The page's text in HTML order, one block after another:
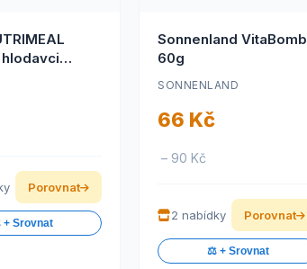
Porovnat
Srovnat
Sonnenland VitaBomb
60g
SONNENLAND
66 Kč
– 90 Kč
2 nabídky Porovnat
⚖️ + Srovnat